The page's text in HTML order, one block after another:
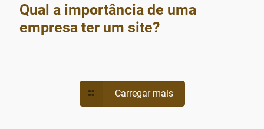
Qual a importância de uma
empresa ter um site?
Carregar mais